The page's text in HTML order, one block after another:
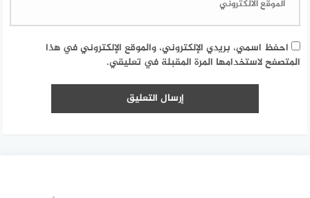
احفظ اسمي، بريدي الإلكتروني، والموقع الإلكتروني في هذا
المتصفح لاستخدامها المرة المقبلة في تعليقي.